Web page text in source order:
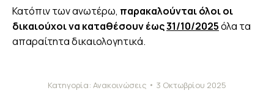
Κατόπιν των ανωτέρω, παρακαλούνται όλοι οι
δικαιούχοι να καταθέσουν έως31/10/2025όλα τα
απαραίτητα δικαιολογητικά.
Κατηγορία: Ανακοινώσεις 3 Οκτωβρίου 2025